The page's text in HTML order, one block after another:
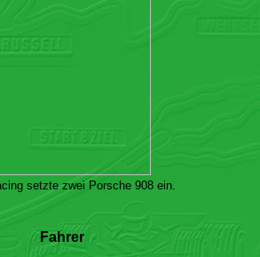
setzte zwei Porsche 908 ein.
Fahrer